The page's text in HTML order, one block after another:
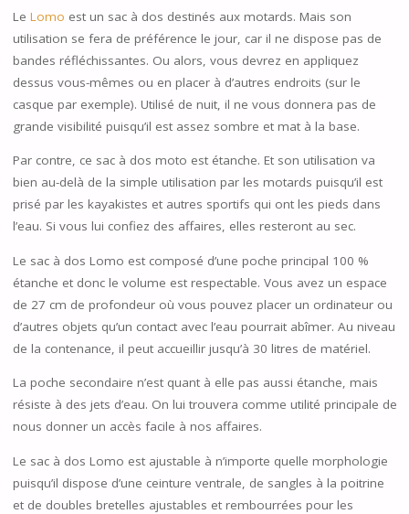
Le Lomo est un sac à dos destinés aux motards. Mais son
utilisation se fera de préférence le jour, car il ne dispose pas de
bandes réfléchissantes. Ou alors, vous devrez en appliquez
dessus vous-mêmes ou en placer à d’autres endroits (sur le
casque par exemple). Utilisé de nuit, il ne vous donnera pas de
grande visibilité puisqu’il est assez sombre et mat à la base.
Par contre, ce sac à dos moto est étanche. Et son utilisation va
bien au-delà de la simple utilisation par les motards puisqu’il est
prisé par les kayakistes et autres sportifs qui ont les pieds dans
l’eau. Si vous lui confiez des affaires, elles resteront au sec.
Le sac à dos Lomo est composé d’une poche principal 100 %
étanche et donc le volume est respectable. Vous avez un espace
de 27 cm de profondeur où vous pouvez placer un ordinateur ou
d’autres objets qu’un contact avec l’eau pourrait abîmer. Au niveau
de la contenance, il peut accueillir jusqu’à 30 litres de matériel.
La poche secondaire n’est quant à elle pas aussi étanche, mais
résiste à des jets d’eau. On lui trouvera comme utilité principale de
nous donner un accès facile à nos affaires.
Le sac à dos Lomo est ajustable à n’importe quelle morphologie
puisqu’il dispose d’une ceinture ventrale, de sangles à la poitrine
et de doubles bretelles ajustables et rembourrées pour les